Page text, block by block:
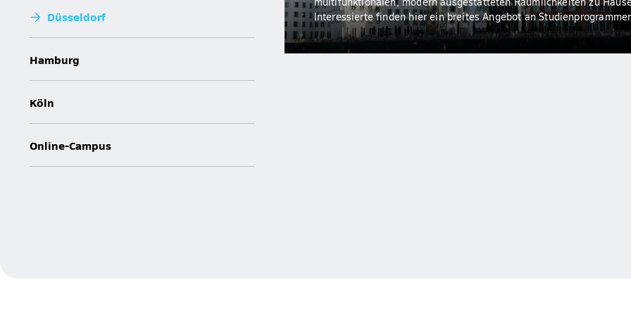
Düsseldorf
Hamburg
Köln
Online-Campus
Interessierte finden hier ein breites Angebot an